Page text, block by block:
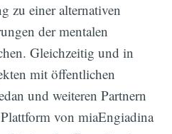
zu einer alternativen
der mentalen
Gleichzeitig und in
mit öffentlichen
und weiteren Partnern
von miaEngiadina